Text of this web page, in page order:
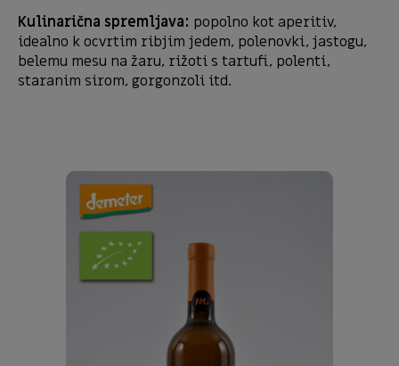
Kulinarična spremljava: popolno kot aperitiv,
idealno k ocvrtim ribjim jedem, polenovki, jastogu,
belemu mesu na žaru, rižoti s tartufi, polenti,
staranim sirom, gorgonzoli itd.